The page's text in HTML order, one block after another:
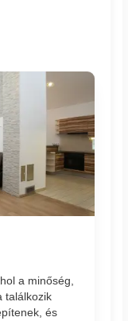
a minőség,
találkozik
és